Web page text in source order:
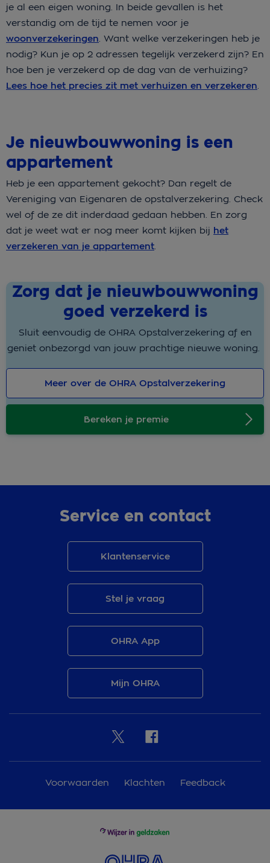
je al een eigen woning. In beide gevallen is het
verstandig om de tijd te nemen voor je
woonverzekeringen. Want welke verzekeringen heb je
nodig? Kun je op 2 adressen tegelijk verzekerd zijn? En
hoe ben je verzekerd op de dag van de verhuizing?
Lees hoe het precies zit met verhuizen en verzekeren.
Je nieuwbouwwoning is een
appartement
Heb je een appartement gekocht? Dan regelt de
Vereniging van Eigenaren de opstalverzekering. Check
wel of de ze dit inderdaad gedaan hebben. En zorg
dat je weet wat er nog meer komt kijken bij het
verzekeren van je appartement.
Zorg dat je nieuwbouwwoning
goed verzekerd is
Sluit eenvoudig de OHRA Opstalverzekering af en
geniet onbezorgd van jouw prachtige nieuwe woning.
Meer over de OHRA Opstalverzekering
Bereken je premie
Service en contact
Klantenservice
Stel je vraag
OHRA App
Mijn OHRA
Voorwaarden Klachten Feedback